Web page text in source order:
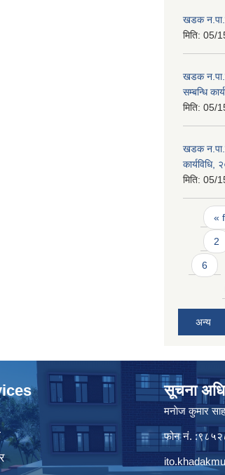
खडक
मिति: 05/
खडक
सम्बन्धि
मिति: 05/
खडक
कार्यविधि,
मिति: 05/
«
2
6
अन्य
सूचना
मनाेज कुमार
फोन नं.